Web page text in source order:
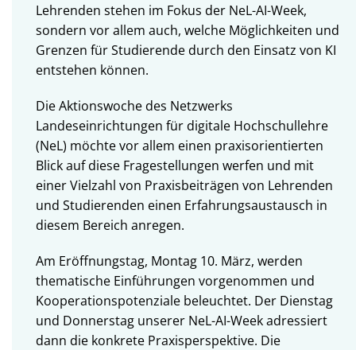
Lehrenden stehen im Fokus der NeL-AI-Week,
sondern vor allem auch, welche Möglichkeiten und
Grenzen für Studierende durch den Einsatz von KI
entstehen können.
Die Aktionswoche des Netzwerks
Landeseinrichtungen für digitale Hochschullehre
(NeL) möchte vor allem einen praxisorientierten
Blick auf diese Fragestellungen werfen und mit
einer Vielzahl von Praxisbeiträgen von Lehrenden
und Studierenden einen Erfahrungsaustausch in
diesem Bereich anregen.
Am Eröffnungstag, Montag 10. März, werden
thematische Einführungen vorgenommen und
Kooperationspotenziale beleuchtet. Der Dienstag
und Donnerstag unserer NeL-AI-Week adressiert
dann die konkrete Praxisperspektive. Die